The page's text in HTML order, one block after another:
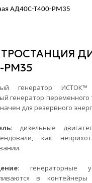
АД40С-Т400-РМ35
РМ35
генератор
генератор
для резервного
: дизельные
как
: генераторные
в